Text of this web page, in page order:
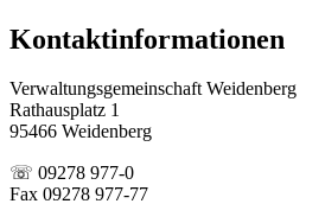
Kontaktinformationen
Verwaltungsgemeinschaft Weidenberg
Rathausplatz 1
95466 Weidenberg
☏ 09278 977-0
Fax 09278 977-77